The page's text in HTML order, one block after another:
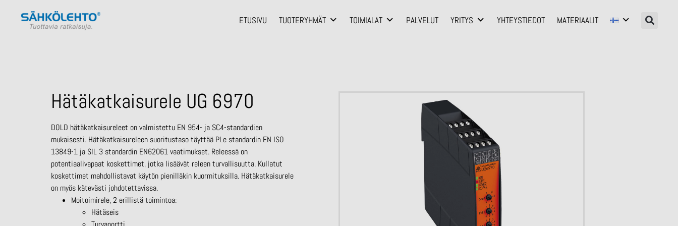
ETUSIVU TUOTERYHMÄT TOIMIALAT PALVELUT YRITYS YHTEYSTIEDOT MATERIAALIT
Hätäkatkaisurele UG 6970
DOLD hätäkatkaisureleet on valmistettu EN 954- ja SC4-standardien
mukaisesti. Hätäkatkaisureleen suoritustaso täyttää PLe standardin EN ISO
13849-1 ja SIL 3 standardin EN62061 vaatimukset. Releessä on
potentiaalivapaat koskettimet, jotka lisäävät releen turvallisuutta. Kullatut
koskettimet mahdollistavat käytön pienilläkin kuormituksilla. Hätäkatkaisurele
on myös kätevästi johdotettavissa.
Moitoimirele, 2 erillistä toimintoa:
Hätäseis